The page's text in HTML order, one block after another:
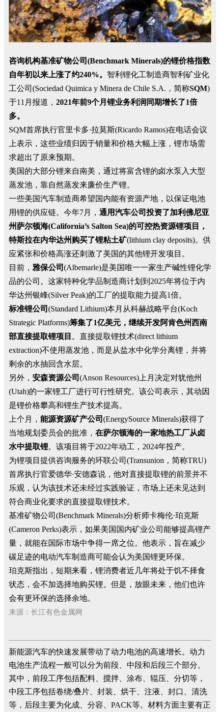
咨询机构基准矿物公司(Benchmark Minerals)的锂价格指数
自年初以来上涨了约240%。 智利锂化工制造商智利矿业化
工公司(Sociedad Quimica y Minera de Chile S.A.，简称SQM)
于11月报道， 2021年前9个月锂业务利润同期增长了1倍
多。
SQM首席执行官里卡多·拉莫斯(Ricardo Ramos)在电话会议
上表示，这些业绩归因于销量和价格大幅上涨，锂市场需
求超出了原来预期。
美国的大部分锂来自南美，通过将富含锂的卤水泵入大型
蒸发池，靠自然蒸发来廉价生产锂。
一些美国汽车制造商希望国内能有资源产地，以保证电池
用锂的供应链。今年7月， 通用汽车公司投资了加利佛尼亚
州萨尔顿海(California’s Salton Sea)的可控热资源锂项目，
特斯拉在内华达州购买了锂粘土矿(lithium clay deposits)。供
应紧张和价格高涨还刺激了美国的其他锂开发项目。
目前， 雅保公司 (Albemarle)是美国唯一一家生产碱性锂化学
品的公司。这家特种化学品制造商计划到2025年将位于内
华达州银峰(Silver Peak)的工厂的提取能力提高1倍。
标准锂公司 (Standard Lithium)本月从科赫战略平台(Koch
Strategic Platforms)筹集了1亿美元，继续开发阿肯色州西南
部直接提取锂项目 。直接提取锂技术(direct lithium
extraction)不使用蒸发池，而是从盐水中化学分离锂，并将
剩余的水抽回含水层。
另外， 安森资源公司 (Anson Resources)上月决定对犹他州
(Utah)的一家锂工厂进行可行性研究。该公司表示，其动因
是锂价格攀高和锂生产技术提高。
上个月， 能源资源矿产公司 (EnergySource Minerals)获得了
当地规划委员会的批准， 在萨尔顿海的一家地热工厂从卤
水中提取锂。该项目将于2022年动工，2024年投产。
为锂项目提供咨询服务的环联公司(Transunion，简称TRU)
首席执行官爱德华·安德森说，他对直接提取锂的前景并不
乐观，认为该技术还未经过实践验证，市场上还未见达到
符合商业化要求的直接提取锂技术。
基准矿物公司(Benchmark Minerals)分析师卡梅伦·珀克斯
(Cameron Perks)表示，如果美国国内矿业公司能够提高锂产
量，就能在国际市场中争得一席之位。他表示，旨在减少
碳足迹的电动汽车制造商可能会认为美国锂更环保。
珀克斯指出，短期来看，锂消费者近几年将处于饥不择食
状态，会不加选择地购买锂。但是，放眼未来，他们也许
会有更环保的选择余地。
来源：长江有色金属网
新能源汽车的快速发展带动了动力电池的高速增长。动力
电池生产流程一般可以分为前段、中段和后段三个部分。
其中，前段工序包括配料、搅拌、涂布、辊压、分切等，
中段工序包括卷绕/叠片、封装、烘干、注液、封口、清洗
等，后段主要为化成、分容、PACK等。材料方面主要有正